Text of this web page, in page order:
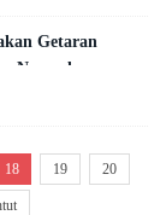
Getaran
Normal
18 19 20